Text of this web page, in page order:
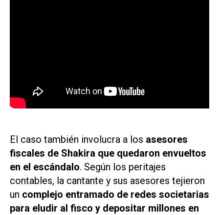
El caso también involucra a los asesores
fiscales de Shakira que quedaron envueltos
en el escándalo. Según los peritajes
contables, la cantante y sus asesores tejieron
un complejo entramado de redes societarias
para eludir al fisco y depositar millones en